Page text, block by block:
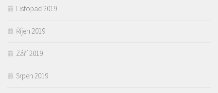
Listopad 2019
Říjen 2019
Září 2019
Srpen 2019